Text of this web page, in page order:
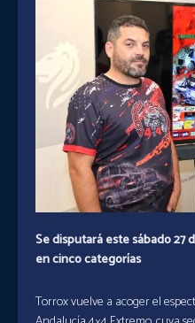
Se disputará este sábado 27
en cinco categorías
Torrox vuelve a acoger el